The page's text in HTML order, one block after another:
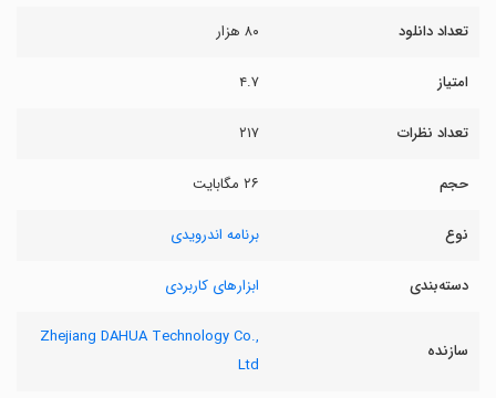
تعداد دانلود ۸۰ هزار
امتیاز ۴.۷
تعداد نظرات ۲۱۷
حجم ۲۶ مگابایت
نوع برنامه اندرویدی
دسته‌بندی ابزارهای کاربردی
سازنده
Zhejiang DAHUA Technology Co.,
Ltd